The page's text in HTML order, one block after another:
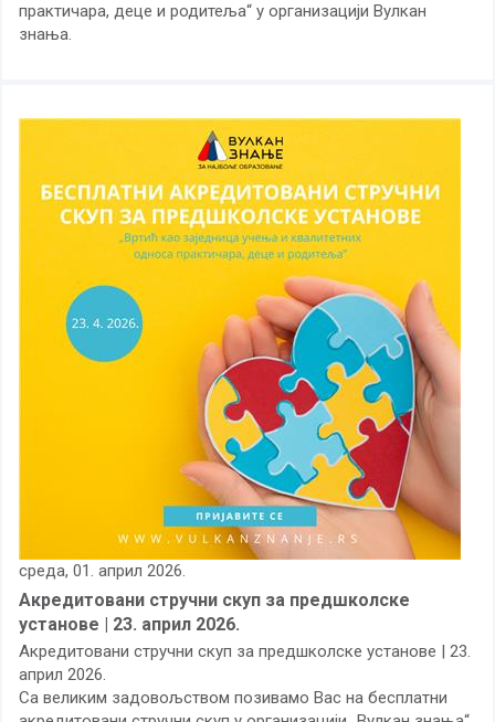
практичара, деце и родитеља“ у организацији Вулкан
знања.
среда, 01. април 2026.
Акредитовани стручни скуп за предшколске
установе | 23. април 2026.
Акредитовани стручни скуп за предшколске установе | 23.
април 2026.
Са великим задовољством позивамо Вас на бесплатни